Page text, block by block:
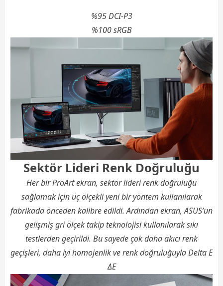
%95 DCI-P3
%100 sRGB
Sektör Lideri Renk Doğruluğu
Her bir ProArt ekran, sektör lideri renk doğruluğu
sağlamak için üç ölçekli yeni bir yöntem kullanılarak
fabrikada önceden kalibre edildi. Ardından ekran, ASUS’un
gelişmiş gri ölçek takip teknolojisi kullanılarak sıkı
testlerden geçirildi. Bu sayede çok daha akıcı renk
geçişleri, daha iyi homojenlik ve renk doğruluğuyla Delta E
ΔE